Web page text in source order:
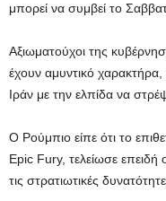
μπορεί να συμβεί το
Αξιωματούχοι της
έχουν αμυντικό
Ιράν με την ελπίδα να
Ο Ρούμπιο είπε ότι το
Epic Fury, τελείωσε επειδή
τις στρατιωτικές